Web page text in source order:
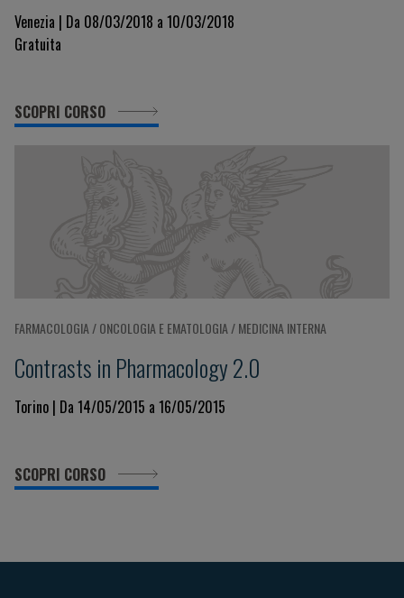
Venezia | Da 08/03/2018 a 10/03/2018
Gratuita
SCOPRI CORSO
FARMACOLOGIA / ONCOLOGIA E EMATOLOGIA / MEDICINA INTERNA
Contrasts in Pharmacology 2.0
Torino | Da 14/05/2015 a 16/05/2015
SCOPRI CORSO